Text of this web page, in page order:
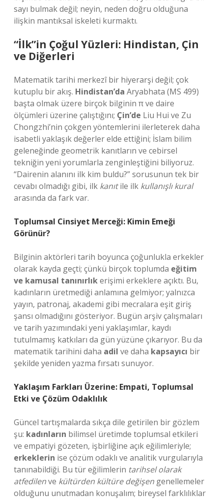
sayı bulmak değil; neyin, neden doğru olduğuna
ilişkin mantıksal iskeleti kurmaktı.
“İlk”in Çoğul Yüzleri: Hindistan, Çin
ve Diğerleri
Matematik tarihi merkezî bir hiyerarşi değil; çok
kutuplu bir akış. Hindistan’da Aryabhata (MS 499)
başta olmak üzere birçok bilginin π ve daire
ölçümleri üzerine çalıştığını; Çin’de Liu Hui ve Zu
Chongzhi’nin çokgen yöntemlerini ilerleterek daha
isabetli yaklaşık değerler elde ettiğini; İslam bilim
geleneğinde geometrik kanıtların ve cebirsel
tekniğin yeni yorumlarla zenginleştiğini biliyoruz.
“Dairenin alanını ilk kim buldu?” sorusunun tek bir
cevabı olmadığı gibi, ilk kanıtile ilk kullanışlı kural
arasında da fark var.
Toplumsal Cinsiyet Merceği: Kimin Emeği
Görünür?
Bilginin aktörleri tarih boyunca çoğunlukla erkekler
olarak kayda geçti; çünkü birçok toplumda eğitim
ve kamusal tanınırlıkerişimi erkeklere açıktı. Bu,
kadınların üretmediği anlamına gelmiyor; yalnızca
yayın, patronaj, akademi gibi mecralara eşit giriş
şansı olmadığını gösteriyor. Bugün arşiv çalışmaları
ve tarih yazımındaki yeni yaklaşımlar, kaydı
tutulmamış katkıları da gün yüzüne çıkarıyor. Bu da
matematik tarihini daha adil ve daha kapsayıcı bir
şekilde yeniden yazma fırsatı sunuyor.
Yaklaşım Farkları Üzerine: Empati, Toplumsal
Etki ve Çözüm Odaklılık
Güncel tartışmalarda sıkça dile getirilen bir gözlem
şu: kadınların bilimsel üretimde toplumsal etkileri
ve empatiyi gözeten, işbirliğine açık eğilimleriyle;
erkeklerin ise çözüm odaklı ve analitik vurgularıyla
tanınabildiği. Bu tür eğilimlerin tarihsel olarak
atfedilenve kültürden kültüre değişen genellemeler
olduğunu unutmadan konuşalım; bireysel farklılıklar